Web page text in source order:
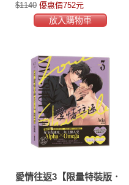
$1140 優惠價752元
放入購物車
愛情往返3【限量特裝版．